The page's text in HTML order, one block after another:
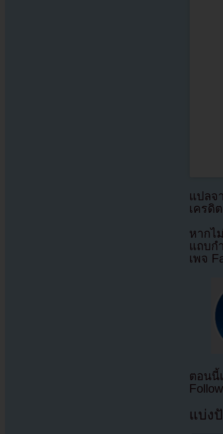
แปล
เครดิ
หากไ
แถบก
เพจ
ตอนนี้
แบ่ง